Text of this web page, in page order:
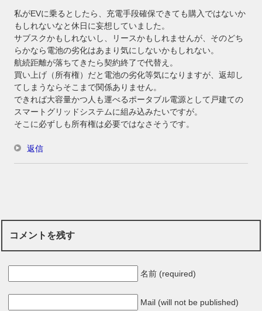
私がEVに乗るとしたら、充電手段確保できても購入ではないか
もしれないなと休日に妄想していました。
サブスクかもしれないし、リースかもしれませんが、そのどち
らかなら電池の劣化はあまり気にしないかもしれない。
航続距離が落ちてきたら契約終了で代替え。
買い上げ（所有権）だと電池の劣化等気になりますが、返却し
てしまうならそこまで関係ありません。
できれば大容量かつ人も運べるポータブル電源として戸建ての
スマートグリッドシステムに組み込みたいですが。
そこに必ずしも所有権は必要ではなさそうです。
返信
コメントを残す
名前 (required)
Mail (will not be published)